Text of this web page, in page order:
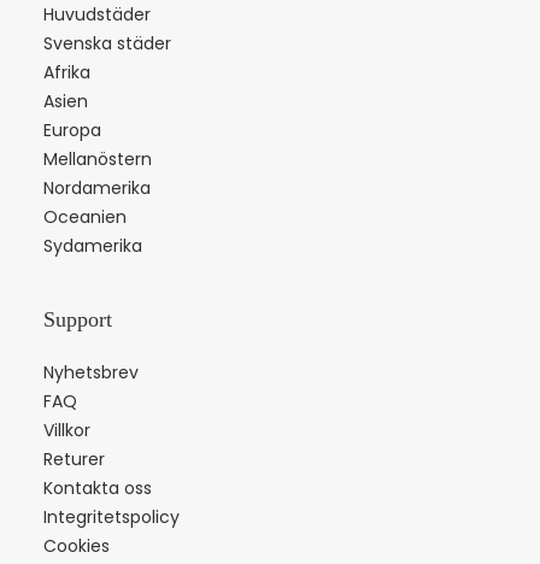
Huvudstäder
Svenska städer
Afrika
Asien
Europa
Mellanöstern
Nordamerika
Oceanien
Sydamerika
Support
Nyhetsbrev
FAQ
Villkor
Returer
Kontakta oss
Integritetspolicy
Cookies